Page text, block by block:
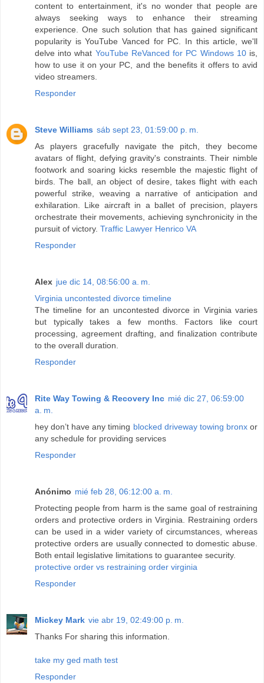
content to entertainment, it's no wonder that people are
always seeking ways to enhance their streaming
experience. One such solution that has gained significant
popularity is YouTube Vanced for PC. In this article, we'll
delve into what YouTube ReVanced for PC Windows 10is,
how to use it on your PC, and the benefits it offers to avid
video streamers.
Responder
Steve Williams sáb sept 23, 01:59:00 p. m.
As players gracefully navigate the pitch, they become
avatars of flight, defying gravity's constraints. Their nimble
footwork and soaring kicks resemble the majestic flight of
birds. The ball, an object of desire, takes flight with each
powerful strike, weaving a narrative of anticipation and
exhilaration. Like aircraft in a ballet of precision, players
orchestrate their movements, achieving synchronicity in the
pursuit of victory. Traffic Lawyer Henrico VA
Responder
Alex jue dic 14, 08:56:00 a. m.
Virginia uncontested divorce timeline
The timeline for an uncontested divorce in Virginia varies
but typically takes a few months. Factors like court
processing, agreement drafting, and finalization contribute
to the overall duration.
Responder
Rite Way Towing & Recovery Inc mié dic 27, 06:59:00
a. m.
hey don’t have any timing blocked driveway towing bronxor
any schedule for providing services
Responder
Anónimo mié feb 28, 06:12:00 a. m.
Protecting people from harm is the same goal of restraining
orders and protective orders in Virginia. Restraining orders
can be used in a wider variety of circumstances, whereas
protective orders are usually connected to domestic abuse.
Both entail legislative limitations to guarantee security.
protective order vs restraining order virginia
Responder
Mickey Mark vie abr 19, 02:49:00 p. m.
Thanks For sharing this information.
take my ged math test
Responder